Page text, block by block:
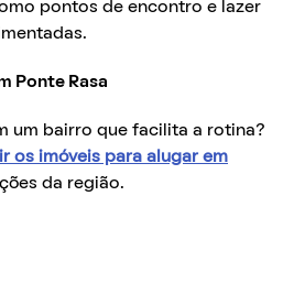
pontos de encontro e lazer
Ponte Rasa
um bairro que facilita a rotina?
os imóveis para alugar em
da região.